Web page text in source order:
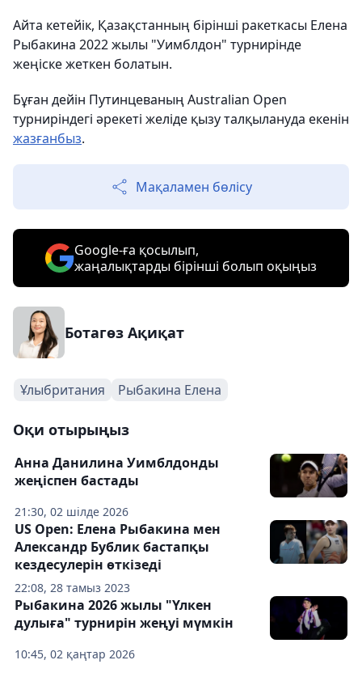
Айта кетейік, Қазақстанның бірінші ракеткасы Елена
Рыбакина 2022 жылы "Уимблдон" турнирінде
жеңіске жеткен болатын.
Бұған дейін Путинцеваның Australian Open
турниріндегі әрекеті желіде қызу талқылануда екенін
жазғанбыз.
Мақаламен бөлісу
Google-ға қосылып,
жаңалықтарды бірінші болып оқыңыз
Ботагөз Ақиқат
Ұлыбритания Рыбакина Елена
Оқи отырыңыз
21:30, 02 шілде 2026
Анна Данилина Уимблдонды
жеңіспен бастады
22:08, 28 тамыз 2023
US Open: Елена Рыбакина мен
Александр Бублик бастапқы
кездесулерін өткізеді
10:45, 02 қаңтар 2026
Рыбакина 2026 жылы "Үлкен
дулыға" турнирін жеңуі мүмкін